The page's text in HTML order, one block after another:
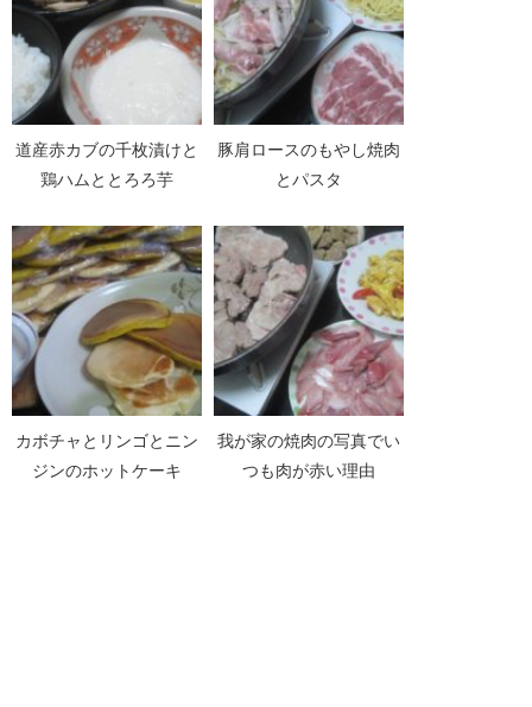
道産赤カブの千枚漬けと
鶏ハムととろろ芋
豚肩ロースのもやし焼肉
とパスタ
カボチャとリンゴとニン
ジンのホットケーキ
我が家の焼肉の写真でい
つも肉が赤い理由